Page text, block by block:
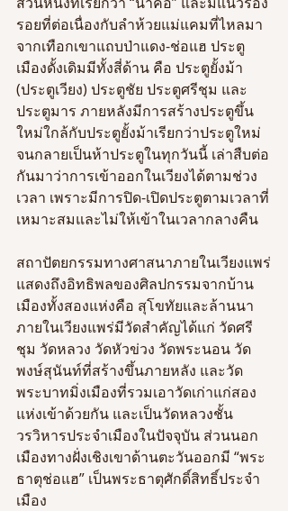
รอยที่ต่อเนื่องกับลำห้วยแม่แคมที่ไหลมา
จากเทือกเขาแถบป่าแดง-ช่อแฮ ประตู
เมืองดั้งเดิมมีทั้งสี่ด้าน คือ ประตูยั้งม้า
(ประตูเวียง) ประตูชัย ประตูศรีชุม และ
ประตูมาร ภายหลังมีการสร้างประตูขึ้น
ใหม่ใกล้กับประตูยั้งม้าเรียกว่าประตูใหม่
จนกลายเป็นห้าประตูในทุกวันนี้ เล่าสืบต่อ
กันมาว่าการเข้าออกในเวียงได้ตามช่วง
เวลา เพราะมีการปิด-เปิดประตูตามเวลาที่
เหมาะสมและไม่ให้เข้าในเวลากลางคืน
สถาปัตยกรรมทางศาสนาภายในเวียงแพร่
แสดงถึงอิทธิพลของศิลปกรรมจากบ้าน
เมืองทั้งสองแห่งคือ สุโขทัยและล้านนา
ภายในเวียงแพร่มีวัดสำคัญได้แก่ วัดศรี
ชุม วัดหลวง วัดหัวข่วง วัดพระนอน วัด
พงษ์สุนันท์ที่สร้างขึ้นภายหลัง และวัด
พระบาทมิ่งเมืองที่รวมเอาวัดเก่าแก่สอง
แห่งเข้าด้วยกัน และเป็นวัดหลวงชั้น
วรวิหารประจำเมืองในปัจจุบัน ส่วนนอก
เมืองทางฝั่งเชิงเขาด้านตะวันออกมี “พระ
ธาตุช่อแฮ” เป็นพระธาตุศักดิ์สิทธิ์ประจำ
เมือง